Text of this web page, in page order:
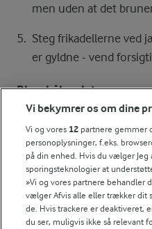
men uden at det
Steg frikadellerne ved
er gyldne - vend
Blomkålssalat
Læg imens blomkål,
i et fad. Fordel de
Pynt blomkålssalaten
granatæblekerner, og
vegetarfrikadeller.
Vi bekymrer os om dine
Vi og vores 12 partnere gemmer
personoplysninger, f.eks.
på din enhed. Hvis du vælger
sporingsteknologier at
»Vi og vores partnere behandler
vælger Afvis alle eller trækker dit
de. Hvis trackere er deaktiveret,
du ser, muligvis ikke så relevant